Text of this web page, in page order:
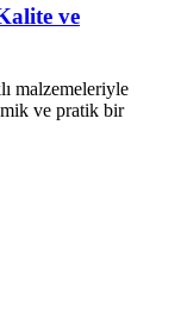
ve
malzemeleriyle
ve pratik bir